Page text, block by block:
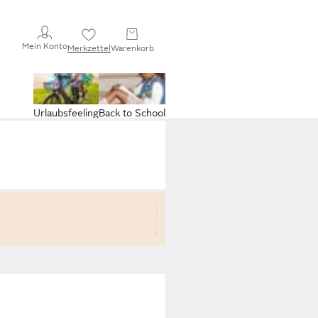
Mein KontoMerkzettelWarenkorb
Back to School
Urlaubsfeeling